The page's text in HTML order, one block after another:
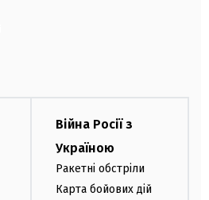
Війна Росії з
Україною
Ракетні обстріли
Карта бойових дій